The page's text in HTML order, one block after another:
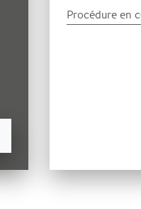
Procédure en